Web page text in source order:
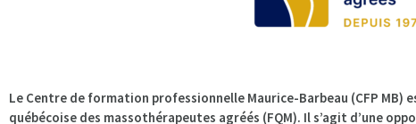
Le Centre de formation professionnelle Maurice-Barbeau (CFP
québécoise des massothérapeutes agréés (FQM). Il s’agit d’une